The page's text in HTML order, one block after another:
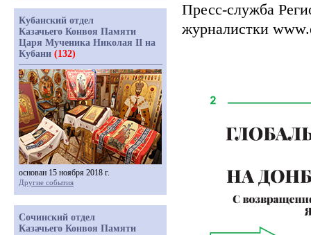
Пресс-служба
журналистки
Кубанский отдел
Казачьего Конвоя Памяти
Царя Мученика Николая II на
Кубани (132)
основан 15 ноября 2018 г.
Другие события
Сочинский отдел
Казачьего Конвоя Памяти